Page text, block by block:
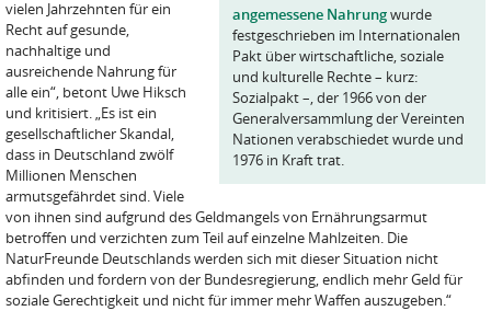
angemessene Nahrungwurde
festgeschrieben im Internationalen
Pakt über wirtschaftliche, soziale
und kulturelle Rechte – kurz:
Sozialpakt –, der 1966 von der
Generalversammlung der Vereinten
Nationen verabschiedet wurde und
1976 in Kraft trat.
vielen Jahrzehnten für ein
Recht auf gesunde,
nachhaltige und
ausreichende Nahrung für
alle ein“, betont Uwe Hiksch
und kritisiert. „Es ist ein
gesellschaftlicher Skandal,
dass in Deutschland zwölf
Millionen Menschen
armutsgefährdet sind. Viele
von ihnen sind aufgrund des Geldmangels von Ernährungsarmut
betroffen und verzichten zum Teil auf einzelne Mahlzeiten. Die
NaturFreunde Deutschlands werden sich mit dieser Situation nicht
abfinden und fordern von der Bundesregierung, endlich mehr Geld für
soziale Gerechtigkeit und nicht für immer mehr Waffen auszugeben.“